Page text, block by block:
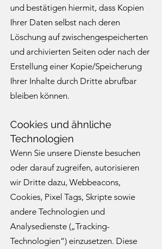
und bestätigen hiermit, dass Kopien
Ihrer Daten selbst nach deren
Löschung auf zwischengespeicherten
und archivierten Seiten oder nach der
Erstellung einer Kopie/Speicherung
Ihrer Inhalte durch Dritte abrufbar
bleiben können.
Cookies und ähnliche
Technologien
Wenn Sie unsere Dienste besuchen
oder darauf zugreifen, autorisieren
wir Dritte dazu, Webbeacons,
Cookies, Pixel Tags, Skripte sowie
andere Technologien und
Analysedienste („Tracking-
Technologien“) einzusetzen. Diese